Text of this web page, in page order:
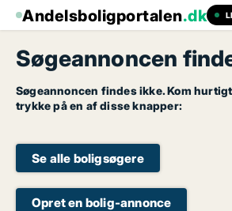
Andelsboligportalen.dk
Søgeannoncen
Søgeannoncen findes ikke. Kom
trykke på en af disse knapper:
Se alle boligsøgere
Opret en bolig-annonce